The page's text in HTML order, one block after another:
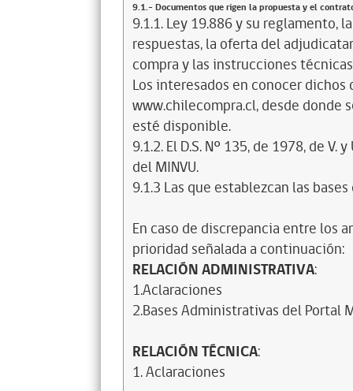
9.1.- Documentos que rigen la propuesta y el
9.1.1. Ley 19.886 y su reglamento,
respuestas, la oferta del
compra y las instrucciones
Los interesados en conocer
www.chilecompra.cl, desde donde
esté disponible.
9.1.2. El D.S. Nº 135, de 1978, de
del MINVU.
9.1.3 Las que establezcan las
En caso de discrepancia entre los
prioridad señalada a continuación:
RELACIÓN ADMINISTRATIVA:
1.Aclaraciones
2.Bases Administrativas del Portal
RELACIÓN TÉCNICA:
1. Aclaraciones